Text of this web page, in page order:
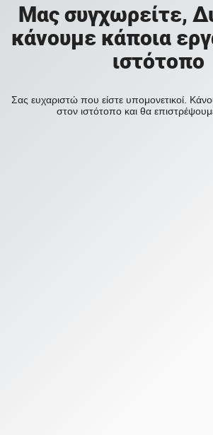
Μας συγχωρείτε,
κάνουμε κάποια
ιστότοπο
Σας ευχαριστώ που είστε υπομονετικοί.
στον ιστότοπο και θα